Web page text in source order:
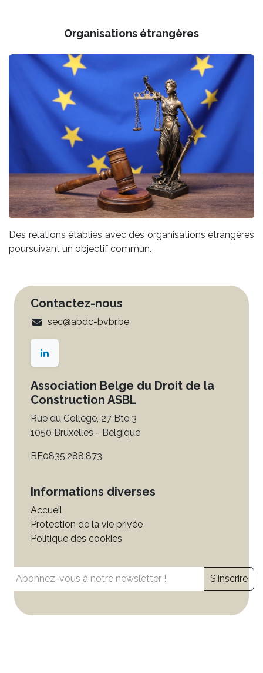
Organisations étrangères
Des relations établies avec des organisations étrangères
poursuivant un objectif commun.
Contactez-nous
sec@abdc-bvbr.be
Association Belge du Droit de la
Construction ASBL
Rue du Collège, 27 Bte 3
1050 Bruxelles - Belgique
BE0835.288.873
Informations diverses
Accueil
Protection de la vie privée
Politique des cookies
S'inscrire